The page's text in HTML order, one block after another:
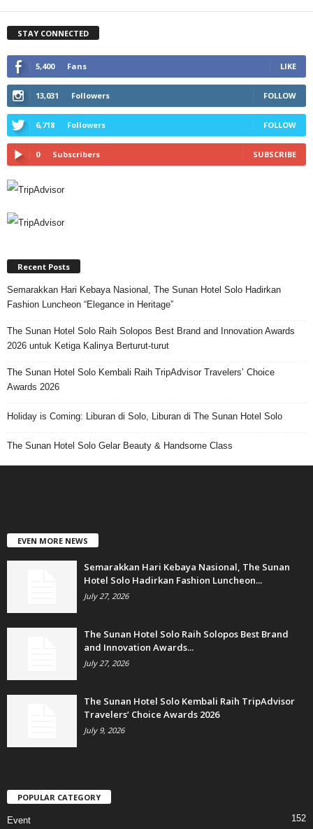
STAY CONNECTED
5,400 Fans LIKE
13,031 Followers FOLLOW
6,718 Followers FOLLOW
0 Subscribers SUBSCRIBE
Recent Posts
Semarakkan Hari Kebaya Nasional, The Sunan Hotel Solo Hadirkan
Fashion Luncheon “Elegance in Heritage”
The Sunan Hotel Solo Raih Solopos Best Brand and Innovation Awards
2026 untuk Ketiga Kalinya Berturut-turut
The Sunan Hotel Solo Kembali Raih TripAdvisor Travelers’ Choice
Awards 2026
Holiday is Coming: Liburan di Solo, Liburan di The Sunan Hotel Solo
The Sunan Hotel Solo Gelar Beauty & Handsome Class
EVEN MORE NEWS
Semarakkan Hari Kebaya Nasional, The Sunan
Hotel Solo Hadirkan Fashion Luncheon...
July 27, 2026
The Sunan Hotel Solo Raih Solopos Best Brand
and Innovation Awards...
July 27, 2026
The Sunan Hotel Solo Kembali Raih TripAdvisor
Travelers’ Choice Awards 2026
July 9, 2026
POPULAR CATEGORY
Event 152